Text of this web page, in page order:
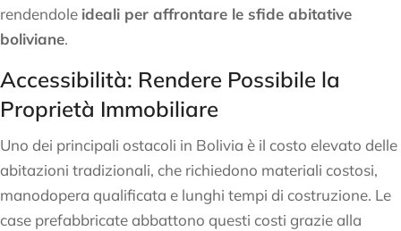
rendendole ideali per affrontare le sfide abitative
boliviane.
Accessibilità: Rendere Possibile la
Proprietà Immobiliare
Uno dei principali ostacoli in Bolivia è il costo elevato delle
abitazioni tradizionali, che richiedono materiali costosi,
manodopera qualificata e lunghi tempi di costruzione. Le
case prefabbricate abbattono questi costi grazie alla